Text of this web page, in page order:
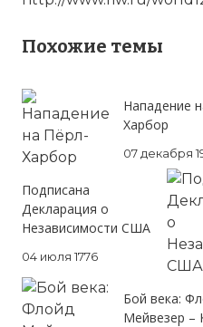
Похожие темы
Нападение
Харбор
07 декабря
Подписана
Декларация о
Независимости США
04 июля 1776
Бой века:
Мейвезер –